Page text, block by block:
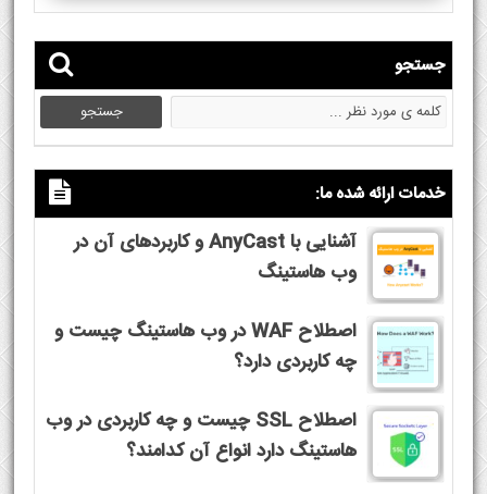
جستجو
خدمات ارائه شده ما:
آشنایی با AnyCast و کاربردهای آن در
وب هاستینگ
اصطلاح WAF در وب هاستینگ چیست و
چه کاربردی دارد؟
اصطلاح SSL چیست و چه کاربردی در وب
هاستینگ دارد انواع آن کدامند؟